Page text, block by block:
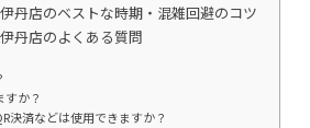
丹店のベストな時期・混雑回避のコツ
丹店のよくある質問
か？
決済などは使用できますか？